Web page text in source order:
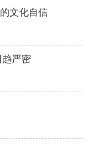
文化自信
趋严密